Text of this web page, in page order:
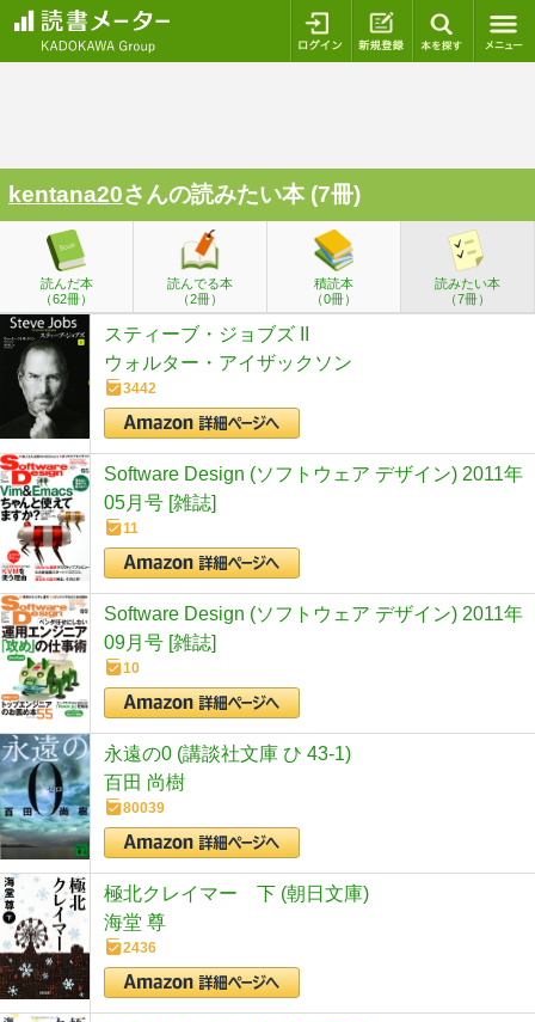
ログイン 新規登録
kentana20さんの読みたい本 (7冊)
読んだ本
（62冊）
読んでる本
（2冊）
積読本
（0冊）
読みたい本
（7冊）
スティーブ・ジョブズ II
ウォルター・アイザックソン
3442
Software Design (ソフトウェア デザイン) 2011年
05月号 [雑誌]
11
Software Design (ソフトウェア デザイン) 2011年
09月号 [雑誌]
10
永遠の0 (講談社文庫 ひ 43-1)
百田 尚樹
80039
極北クレイマー 下 (朝日文庫)
海堂 尊
2436